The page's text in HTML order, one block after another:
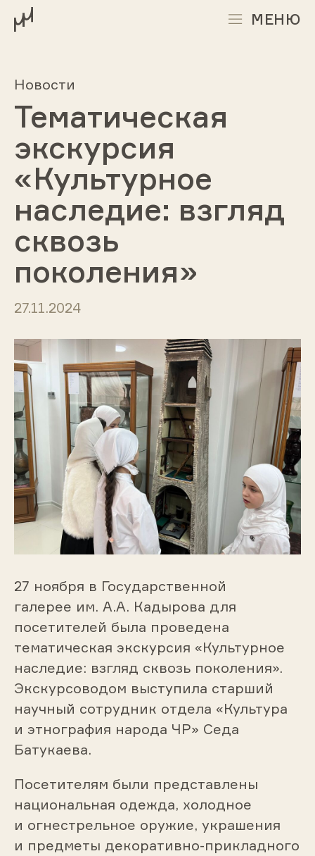
МЕНЮ
Новости
Тематическая
экскурсия
«Культурное
наследие: взгляд
сквозь
поколения»
27.11.2024
27 ноября в Государственной
галерее им. А.А. Кадырова для
посетителей была проведена
тематическая экскурсия «Культурное
наследие: взгляд сквозь поколения».
Экскурсоводом выступила старший
научный сотрудник отдела «Культура
и этнография народа ЧР» Седа
Батукаева.
Посетителям были представлены
национальная одежда, холодное
и огнестрельное оружие, украшения
и предметы декоративно-прикладного